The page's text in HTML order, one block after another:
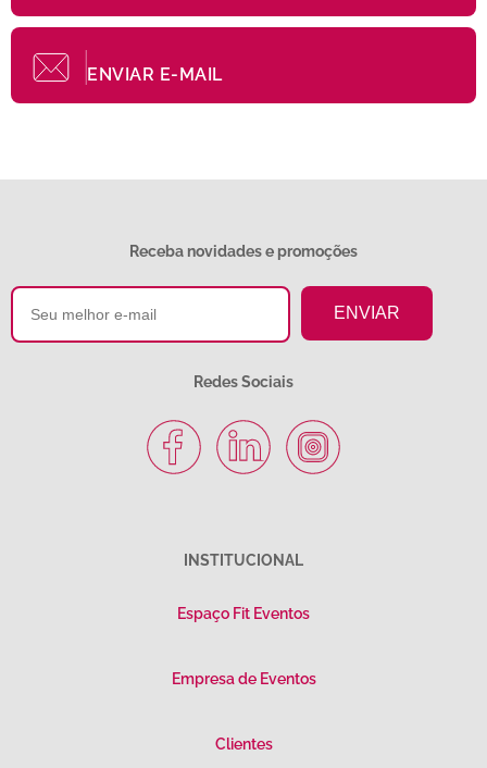
ENVIAR E-MAIL
Receba novidades e promoções
Redes Sociais
INSTITUCIONAL
Espaço Fit Eventos
Empresa de Eventos
Clientes